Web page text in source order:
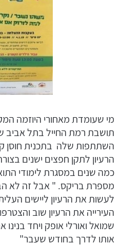
מי שעומדת מאחורי היוזמה
תושבת רמת החייל בתל אביב
השתתפות שלה בתכנית חוסן
הרעיון לתקן חפצים ישנים
כמה שנים במסגרת לימודי
מספרת בריקס. " אבל זה לא
לעשות את הרעיון ליישים
העירייה את הרעיון שוב
שמואל ואורלי אופק ויחד
אותו לדרך בחודש שעבר"